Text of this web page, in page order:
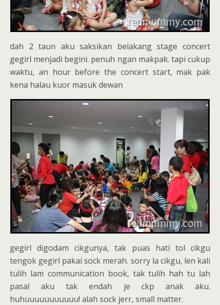
dah 2 taun aku saksikan belakang stage concert
gegirl menjadi begini. penuh ngan makpak. tapi cukup
waktu, an hour before the concert start, mak pak
kena halau kuor masuk dewan
gegirl digodam cikgunya, tak puas hati tol cikgu
tengok gegirl pakai sock merah. sorry la cikgu, len kali
tulih lam communication book, tak tulih hah tu lah
pasal aku tak endah je ckp anak aku.
huhuuuuuuuuuuu! alah sock jerr, small matter.